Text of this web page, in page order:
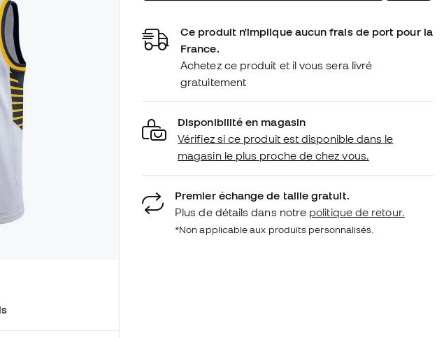
Ce produit n'implique aucun frais de port pour la
France.
Achetez ce produit et il vous sera livré
gratuitement
Disponibilité en magasin
Vérifiez si ce produit est disponible dans le
magasin le plus proche de chez vous.
Premier échange de taille gratuit.
Plus de détails dans notre politique de retour.
*Non applicable aux produits personnalisés.